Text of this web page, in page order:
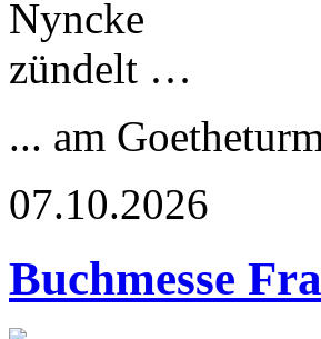
... am
07.10.2026
Buchmesse